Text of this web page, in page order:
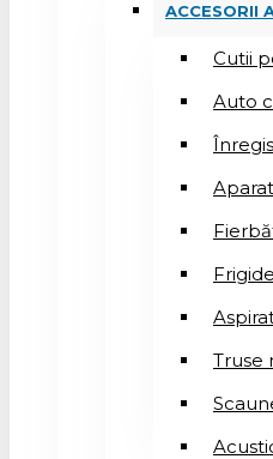
ACCESORII
Cutii
Auto
Truse